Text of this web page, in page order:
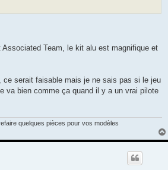
Team, le kit alu est magnifique et
ce serait faisable mais je ne sais pas si le jeu
va bien comme ça quand il y a un vrai pilote
quelques pièces pour vos modèles